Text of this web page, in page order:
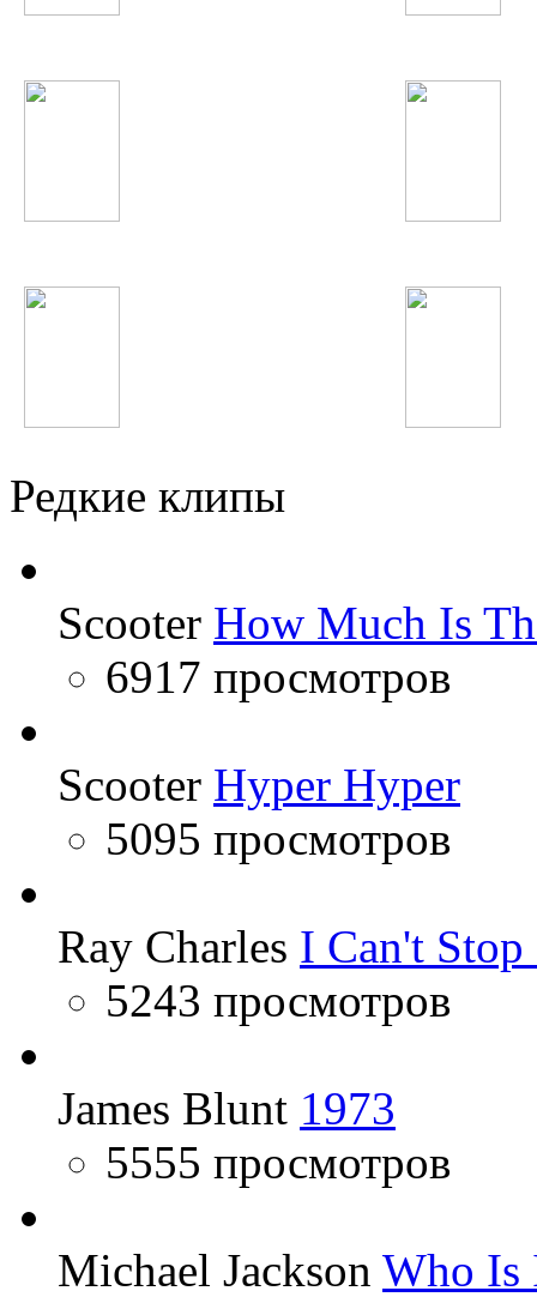
Редкие клипы
Scooter How Much Is
6917 просмотров
Scooter Hyper Hyper
5095 просмотров
Ray Charles I Can't
5243 просмотров
James Blunt 1973
5555 просмотров
Michael Jackson Who Is